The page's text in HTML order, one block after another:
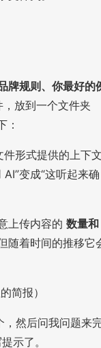
牌规则、你最好的
放到一个文件夹
：
形式提供的上下
变成“这听起来确
上传内容的 数量和
随着时间的推移它
简报）
然后问我问题来
示了。